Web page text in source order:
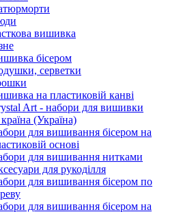
вишивка
бісером
серветки
на пластиковій канві
Art - набори для вишивки
(Україна)
для вишивання бісером на
основі
для вишивання нитками
для рукоділля
для вишивання бісером по
для вишивання бісером на